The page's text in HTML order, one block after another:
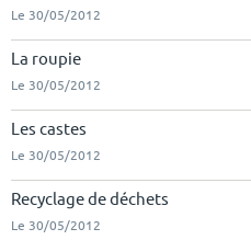
Le 30/05/2012
La roupie
Le 30/05/2012
Les castes
Le 30/05/2012
Recyclage de déchets
Le 30/05/2012